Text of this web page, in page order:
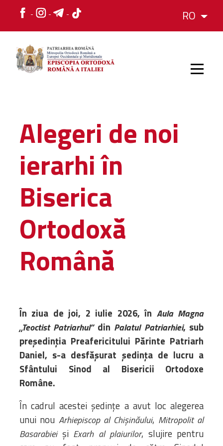
RO
ISTORIC
ORGANIZAREA
ORGANIZAREA
Structura
Administrativă
Protopopiate
Mănăstiri,
biserici și
Centre și
Asociații
Cimitire
Parohii
Comunicate de presă
Statutele și legile
Scrisori pastorale
Alegeri de noi
ierarhi în
Biserica
Ortodoxă
Română
În ziua de joi, 2 iulie 2026, în Aula Magna
„Teoctist Patriarhul”din Palatul Patriarhiei, sub
președinția Preafericitului Părinte Patriarh
Daniel, s-a desfășurat ședința de lucru a
Sfântului Sinod al Bisericii Ortodoxe
Române.
În cadrul acestei ședințe a avut loc alegerea
unui nou Arhiepiscop al Chișinăului, Mitropolit al
Basarabieiși Exarh al plaiurilor, slujire pentru